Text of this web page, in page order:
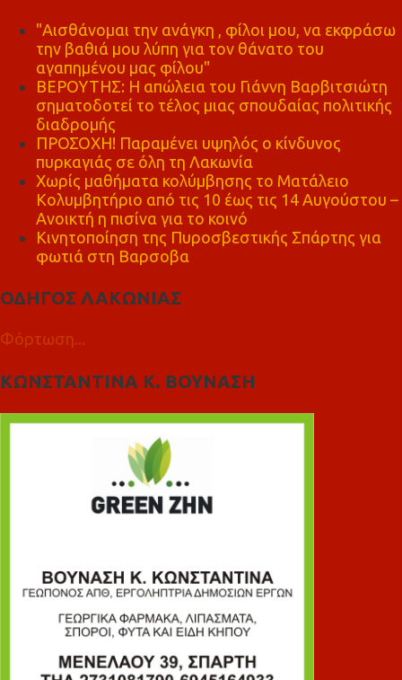
"Αισθάνομαι την ανάγκη , φίλοι μου, να εκφράσω
την βαθιά μου λύπη για τον θάνατο του
αγαπημένου μας φίλου"
ΒΕΡΟΥΤΗΣ: Η απώλεια του Γιάννη Βαρβιτσιώτη
σηματοδοτεί το τέλος μιας σπουδαίας πολιτικής
διαδρομής
ΠΡΟΣΟΧΗ! Παραμένει υψηλός ο κίνδυνος
πυρκαγιάς σε όλη τη Λακωνία
Χωρίς μαθήματα κολύμβησης το Ματάλειο
Κολυμβητήριο από τις 10 έως τις 14 Αυγούστου –
Ανοικτή η πισίνα για το κοινό
Κινητοποίηση της Πυροσβεστικής Σπάρτης για
φωτιά στη Βαρσοβα
ΟΔΗΓΟΣ ΛΑΚΩΝΙΑΣ
Φόρτωση...
ΚΩΝΣΤΑΝΤΙΝΑ Κ. ΒΟΥΝΑΣΗ